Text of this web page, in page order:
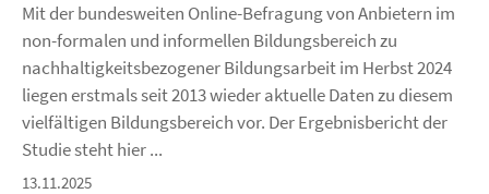
Mit der bundesweiten Online-Befragung von Anbietern im
non-formalen und informellen Bildungsbereich zu
nachhaltigkeitsbezogener Bildungsarbeit im Herbst 2024
liegen erstmals seit 2013 wieder aktuelle Daten zu diesem
vielfältigen Bildungsbereich vor. Der Ergebnisbericht der
Studie steht hier ...
13.11.2025